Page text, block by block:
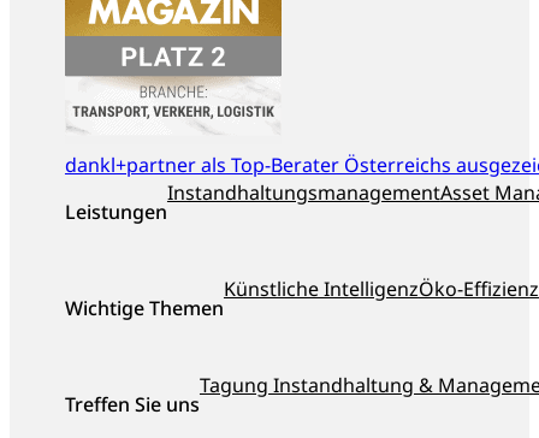
dankl+partner als Top-Berater Österreichs
Leistungen
InstandhaltungsmanagementAsset
Wichtige Themen
Künstliche IntelligenzÖko-Effizienz
Treffen Sie uns
Tagung Instandhaltung &